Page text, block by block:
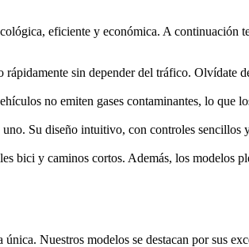
eficiente y económica. A continuación
sin depender del tráfico. Olvídate
no emiten gases contaminantes, lo que
Su diseño intuitivo, con controles sencillos
bici y caminos cortos. Además, los modelos
Nuestros modelos se destacan por sus